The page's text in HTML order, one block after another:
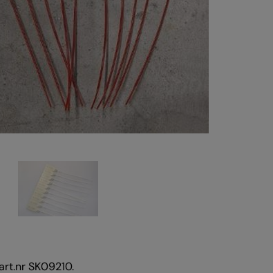
SK09210.